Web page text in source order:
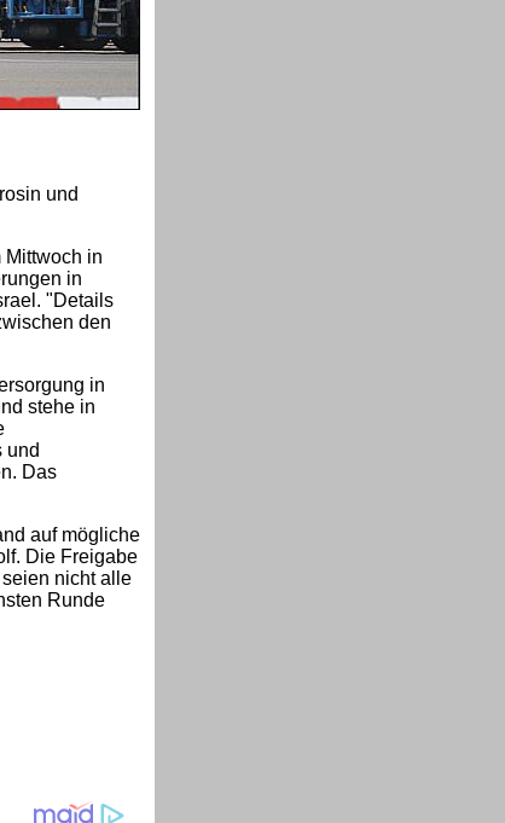
und
Mittwoch in
in
"Details
den
in
stehe in
und
Das
auf mögliche
Die Freigabe
nicht alle
Runde